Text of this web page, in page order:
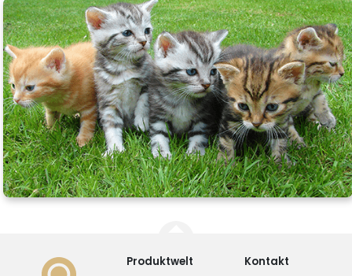
Produktwelt Kontakt